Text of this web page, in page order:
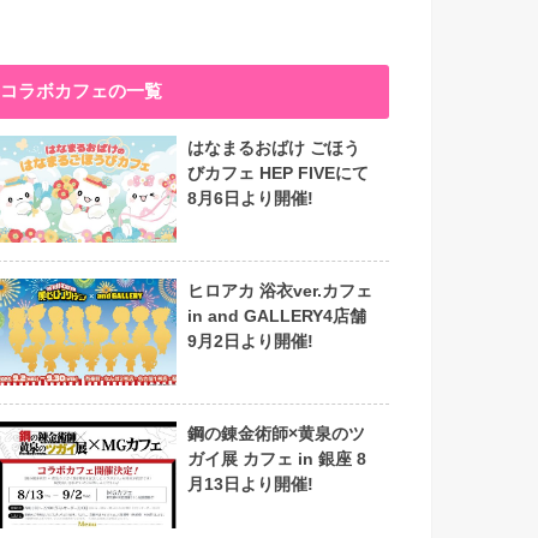
コラボカフェの一覧
はなまるおばけ ごほう
びカフェ HEP FIVEにて
8月6日より開催!
ヒロアカ 浴衣ver.カフェ
in and GALLERY4店舗
9月2日より開催!
鋼の錬金術師×黄泉のツ
ガイ展 カフェ in 銀座 8
月13日より開催!